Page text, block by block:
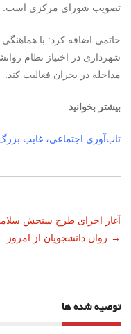
تصویب شورای مرکزی است.
حاتمی اضافه کرد: با
شهرداری در اختیاز نظام
مداخله در بحران فعالیت کند.
بیشتر بخوانید
تاب‌آوری اجتماعی، غایب
ناوبری
نوشته
آغاز اجرای طرح سنجش
روان دانشجویان از امروز →
توصیه شده ها